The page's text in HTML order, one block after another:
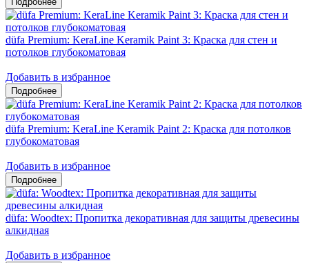
düfa Premium: KeraLine Keramik Paint 3: Краска для стен и
потолков глубокоматовая
Добавить в избранное
düfa Premium: KeraLine Keramik Paint 2: Краска для потолков
глубокоматовая
Добавить в избранное
düfa: Woodtex: Пропитка декоративная для защиты древесины
алкидная
Добавить в избранное